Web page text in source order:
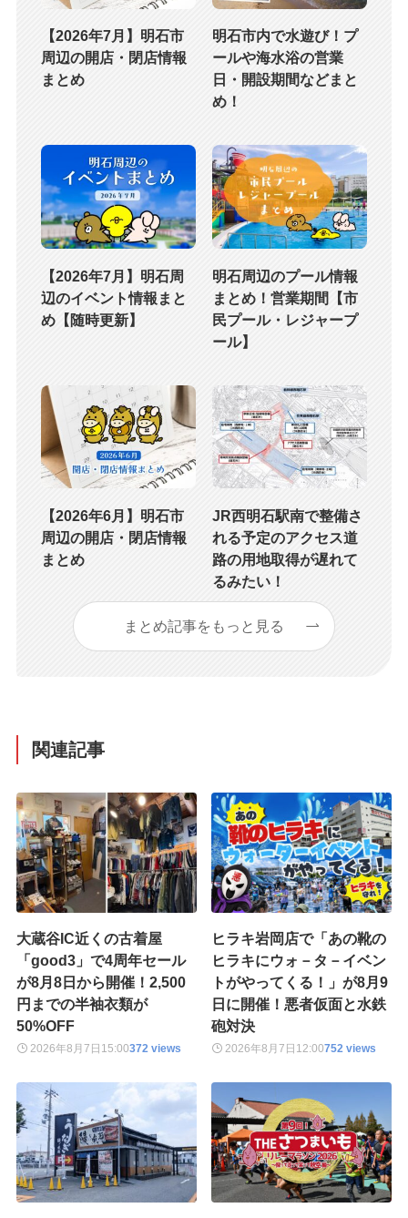
【2026年7月】明石市
周辺の開店・閉店情報
まとめ
明石市内で水遊び！プ
ールや海水浴の営業
日・開設期間などまと
め！
【2026年7月】明石周
辺のイベント情報まと
め【随時更新】
明石周辺のプール情報
まとめ！営業期間【市
民プール・レジャープ
ール】
【2026年6月】明石市
周辺の開店・閉店情報
まとめ
JR西明石駅南で整備さ
れる予定のアクセス道
路の用地取得が遅れて
るみたい！
まとめ記事をもっと見る
関連記事
大蔵谷IC近くの古着屋
「good3」で4周年セール
が8月8日から開催！2,500
円までの半袖衣類が
50%OFF
2026年8月7日 15:00372 views
ヒラキ岩岡店で「あの靴の
ヒラキにウォ－タ－イベン
トがやってくる！」が8月9
日に開催！悪者仮面と水鉄
砲対決
2026年8月7日 12:00752 views